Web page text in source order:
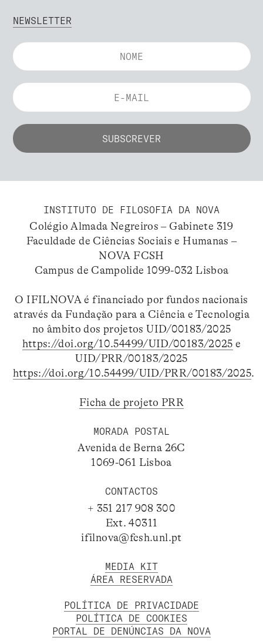
NEWSLETTER
INSTITUTO DE FILOSOFIA DA NOVA
Colégio Almada Negreiros – Gabinete 319
Faculdade de Ciências Sociais e Humanas –
NOVA FCSH
Campus de Campolide 1099-032 Lisboa
O IFILNOVA é financiado por fundos nacionais
através da Fundação para a Ciência e Tecnologia
no âmbito dos projetos UID/00183/2025
https://doi.org/10.54499/UID/00183/2025 e
UID/PRR/00183/2025
https://doi.org/10.54499/UID/PRR/00183/2025.
Ficha de projeto PRR
MORADA POSTAL
Avenida de Berna 26C
1069-061 Lisboa
CONTACTOS
+ 351 217 908 300
Ext. 40311
ifilnova@fcsh.unl.pt
MEDIA KIT
ÁREA RESERVADA
POLÍTICA DE PRIVACIDADE
POLÍTICA DE COOKIES
PORTAL DE DENÚNCIAS DA NOVA